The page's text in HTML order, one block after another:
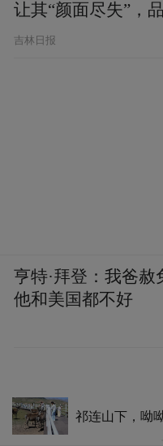
祁连山下，呦
让其“颜面尽失”，
吉林日报
亨特·拜登：我爸赦
他和美国都不好